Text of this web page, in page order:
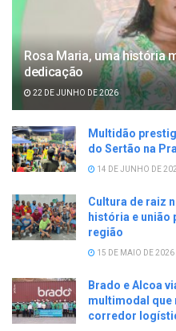
Rosa Maria, uma história
dedicação
22 DE JUNHO DE 2026
Multidão
do Sertão na
14 DE JUNHO DE
Cultura de raiz
história e união
região
15 DE MAIO DE 2026
Brado e Alcoa
multimodal que
corredor